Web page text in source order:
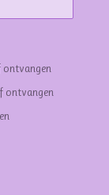
ontvangen
ontvangen